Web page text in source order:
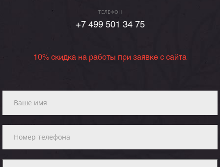
ТЕЛЕФОН
+7 499 501 34 75
10% скидка на работы при заявке с сайта